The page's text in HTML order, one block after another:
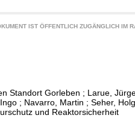
IST ÖFFENTLICH ZUGÄNGLICH IM
Standort Gorleben ; Larue,
; Navarro, Martin ; Seher,
und Reaktorsicherheit